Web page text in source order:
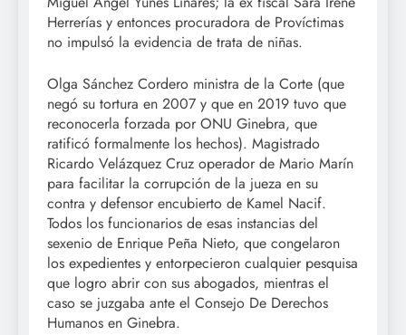
Herrerías y entonces procuradora de Províctimas
no impulsó la evidencia de trata de niñas.
Olga Sánchez Cordero ministra de la Corte (que
negó su tortura en 2007 y que en 2019 tuvo que
reconocerla forzada por ONU Ginebra, que
ratificó formalmente los hechos). Magistrado
Ricardo Velázquez Cruz operador de Mario Marín
para facilitar la corrupción de la jueza en su
contra y defensor encubierto de Kamel Nacif.
Todos los funcionarios de esas instancias del
sexenio de Enrique Peña Nieto, que congelaron
los expedientes y entorpecieron cualquier pesquisa
que logro abrir con sus abogados, mientras el
caso se juzgaba ante el Consejo De Derechos
Humanos en Ginebra.